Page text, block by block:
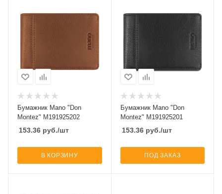
Бумажник Mano "Don
Montez" M191925202
153.36 руб./шт
В КОРЗИНУ
Бумажник Mano "Don
Montez" M191925201
153.36руб./шт
ПОД ЗАКАЗ